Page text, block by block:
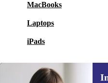
MacBooks
Laptops
iPads